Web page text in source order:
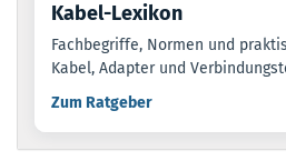
Kabel-Lexikon
Fachbegriffe, Normen und
Kabel, Adapter und
Zum Ratgeber